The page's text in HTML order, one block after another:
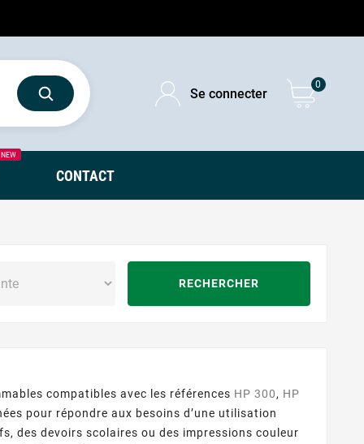
Se connecter
0
NEW
CONTACT
RECHERCHER
compatibles avec les références HP 300, HP
pour répondre aux besoins d’une utilisation
des devoirs scolaires ou des impressions couleur